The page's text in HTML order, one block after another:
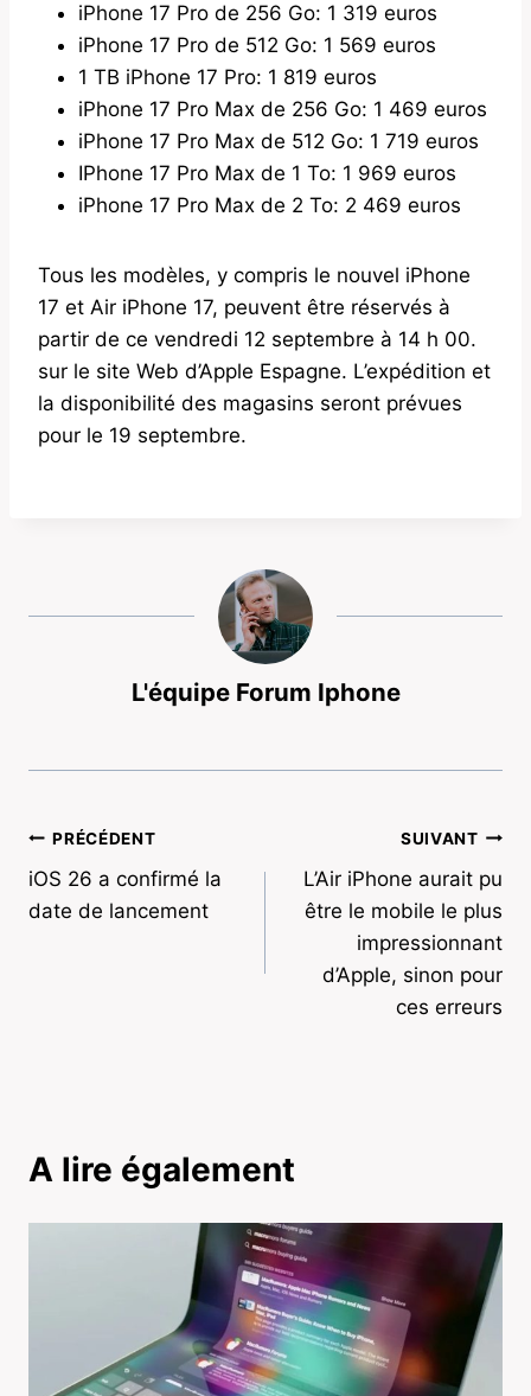
iPhone 17 Pro de 256 Go: 1 319 euros
iPhone 17 Pro de 512 Go: 1 569 euros
1 TB iPhone 17 Pro: 1 819 euros
iPhone 17 Pro Max de 256 Go: 1 469 euros
iPhone 17 Pro Max de 512 Go: 1 719 euros
IPhone 17 Pro Max de 1 To: 1 969 euros
iPhone 17 Pro Max de 2 To: 2 469 euros
Tous les modèles, y compris le nouvel iPhone
17 et Air iPhone 17, peuvent être réservés à
partir de ce vendredi 12 septembre à 14 h 00.
sur le site Web d’Apple Espagne. L’expédition et
la disponibilité des magasins seront prévues
pour le 19 septembre.
L'équipe Forum Iphone
Navigation
de
PRÉCÉDENT
iOS 26 a confirmé la
date de lancement
SUIVANT
L’Air iPhone aurait pu
être le mobile le plus
impressionnant
d’Apple, sinon pour
ces erreurs
A lire également